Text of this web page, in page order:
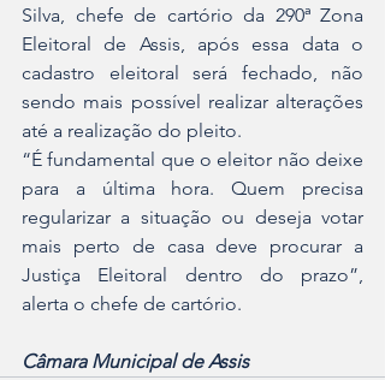
Silva, chefe de cartório da 290ª Zona
Eleitoral de Assis, após essa data o
cadastro eleitoral será fechado, não
sendo mais possível realizar alterações
até a realização do pleito.
“É fundamental que o eleitor não deixe
para a última hora. Quem precisa
regularizar a situação ou deseja votar
mais perto de casa deve procurar a
Justiça Eleitoral dentro do prazo”,
alerta o chefe de cartório.
Câmara Municipal de Assis